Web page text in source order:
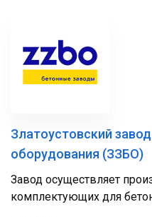
Златоустовский
оборудования (ЗЗБО)
Завод осуществляет
комплектующих для